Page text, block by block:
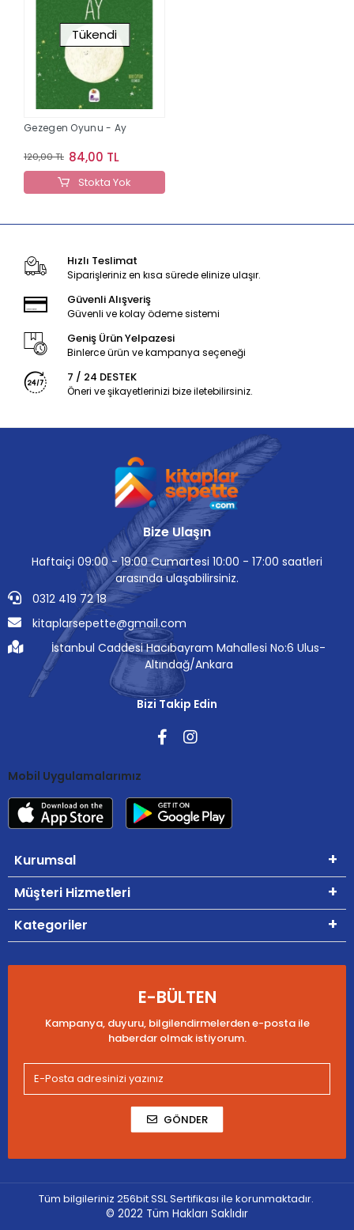
Tükendi
Gezegen Oyunu - Ay
120,00 TL 84,00 TL
Stokta Yok
Hızlı Teslimat
Siparişleriniz en kısa sürede elinize ulaşır.
Güvenli Alışveriş
Güvenli ve kolay ödeme sistemi
Geniş Ürün Yelpazesi
Binlerce ürün ve kampanya seçeneği
7 / 24 DESTEK
Öneri ve şikayetlerinizi bize iletebilirsiniz.
Bize Ulaşın
Haftaiçi 09:00 - 19:00 Cumartesi 10:00 - 17:00 saatleri
arasında ulaşabilirsiniz.
0312 419 72 18
kitaplarsepette@gmail.com
İstanbul Caddesi Hacıbayram Mahallesi No:6 Ulus-
Altındağ/Ankara
Bizi Takip Edin
Mobil Uygulamalarımız
Kurumsal
Müşteri Hizmetleri
Kategoriler
E-BÜLTEN
Kampanya, duyuru, bilgilendirmelerden e-posta ile
haberdar olmak istiyorum.
GÖNDER
Tüm bilgileriniz 256bit SSL Sertifikası ile korunmaktadır.
© 2022 Tüm Hakları Saklıdır